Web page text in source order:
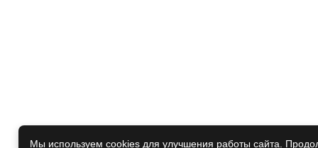
Мы используем cookies для улучшения работы сайта.